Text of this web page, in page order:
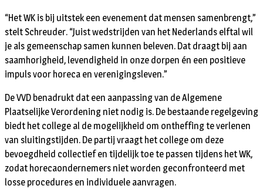
“Het WK is bij uitstek een evenement dat mensen samenbrengt,”
stelt Schreuder. “Juist wedstrijden van het Nederlands elftal wil
je als gemeenschap samen kunnen beleven. Dat draagt bij aan
saamhorigheid, levendigheid in onze dorpen én een positieve
impuls voor horeca en verenigingsleven.”
De VVD benadrukt dat een aanpassing van de Algemene
Plaatselijke Verordening niet nodig is. De bestaande regelgeving
biedt het college al de mogelijkheid om ontheffing te verlenen
van sluitingstijden. De partij vraagt het college om deze
bevoegdheid collectief en tijdelijktoe te passen tijdens het WK,
zodat horecaondernemers niet worden geconfronteerd met
losse procedures en individuele aanvragen.